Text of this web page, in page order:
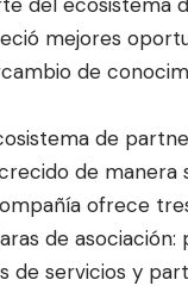
mejores
de
de
de manera
ofrece
de asociación:
de servicios y